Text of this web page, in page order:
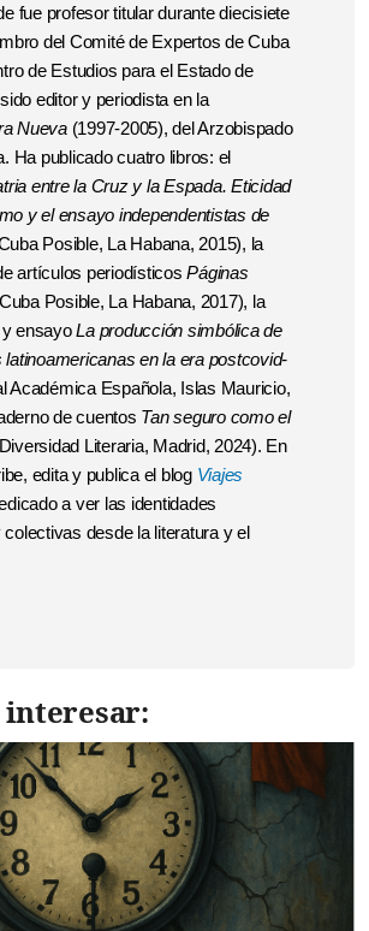
fue profesor titular durante diecisiete
del Comité de Expertos de Cuba
de Estudios para el Estado de
editor y periodista en la
Nueva (1997-2005), del Arzobispado
Ha publicado cuatro libros: el
entre la Cruz y la Espada. Eticidad
y el ensayo independentistas de
Posible, La Habana, 2015), la
artículos periodísticosPáginas
Posible, La Habana, 2017), la
y ensayoLa producción simbólica de
latinoamericanas en la era postcovid-
Académica Española, Islas Mauricio,
de cuentos Tan seguro como el
Literaria, Madrid, 2024). En
edita y publica el blog Viajes
a ver las identidades
colectivas desde la literatura y el
interesar: